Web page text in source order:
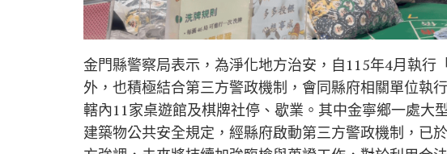
金門縣警察局表示，為淨化地方治安，自115年4月執行
外，也積極結合第三方警政機制，會同縣府相關單位執
轄內11家桌遊館及棋牌社停、歇業。其中金寧鄉一處大
建築物公共安全規定，經縣府啟動第三方警政機制，已